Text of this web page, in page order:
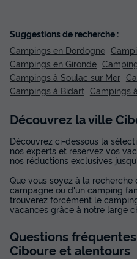
Suggestions de recherche :
Campings en Dordogne
Campings en Gironde
Campings à Soulac sur Mer
Campings à Bidart Campings
Découvrez la ville
Découvrez ci-dessous la
nos experts et réservez vos
nos réductions exclusives
Que vous soyez à la
campagne ou d'un camping
trouverez forcément le
vacances grâce à notre large
Questions
Ciboureet alentours